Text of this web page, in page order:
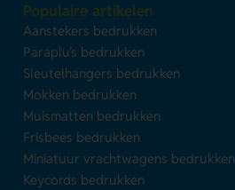
Populaire artikelen
Aanstekers bedrukken
Paraplu's bedrukken
Sleutelhangers bedrukken
Mokken bedrukken
Muismatten bedrukken
Frisbees bedrukken
Miniatuur vrachtwagens bedrukken
Keycords bedrukken